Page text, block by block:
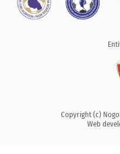
Copyright (c)
Web